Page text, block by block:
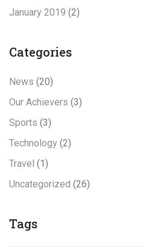
January 2019 (2)
Categories
News (20)
Our Achievers (3)
Sports (3)
Technology (2)
Travel (1)
Uncategorized (26)
Tags